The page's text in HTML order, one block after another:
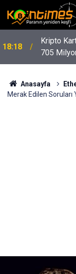
18:18
Kripto
705
Anasayfa
Merak Edilen Soruları